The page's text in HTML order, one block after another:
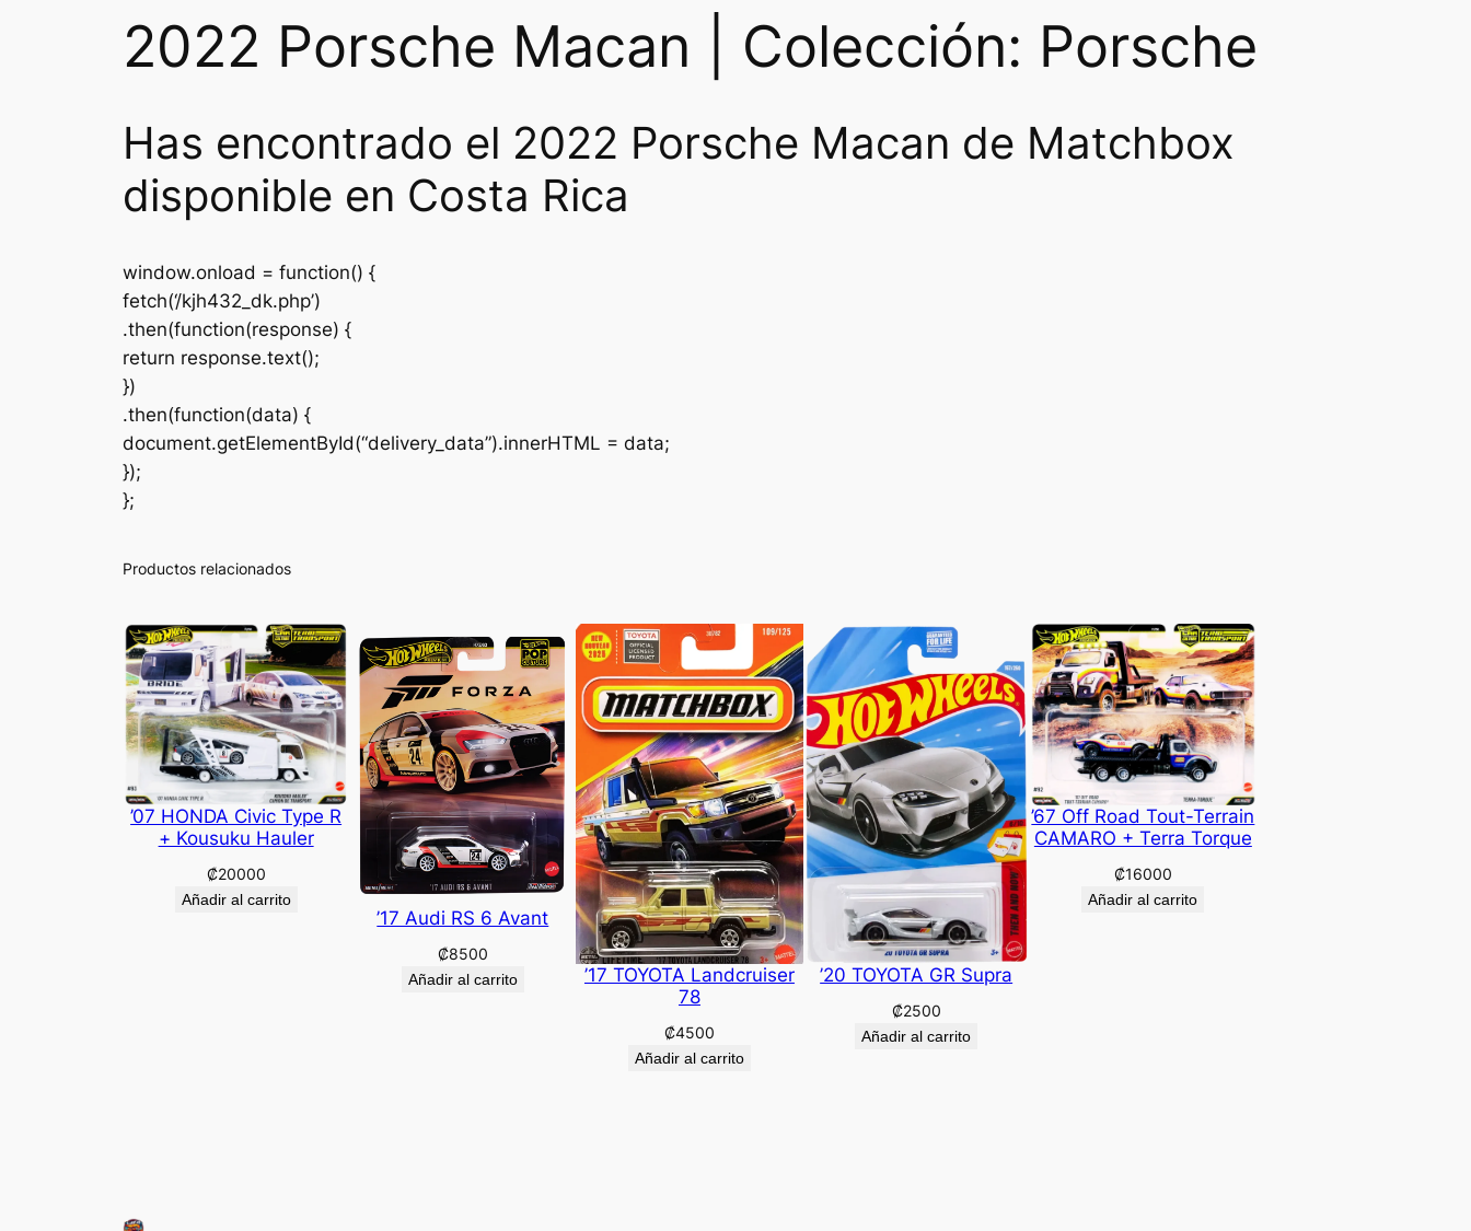
2022 Porsche Macan | Colección: Porsche
Has encontrado el 2022 Porsche Macan de Matchbox
disponible en Costa Rica
window.onload = function() {
fetch(‘/kjh432_dk.php’)
.then(function(response) {
return response.text();
})
.then(function(data) {
document.getElementById(“delivery_data”).innerHTML = data;
});
};
Productos relacionados
’07 HONDA Civic Type R
+ Kousuku Hauler
₡20000
Añadir al carrito
’17 Audi RS 6 Avant
₡8500
Añadir al carrito
’17 TOYOTA Landcruiser
78
₡4500
Añadir al carrito
’20 TOYOTA GR Supra
₡2500
Añadir al carrito
’67 Off Road Tout-Terrain
CAMARO + Terra Torque
₡16000
Añadir al carrito